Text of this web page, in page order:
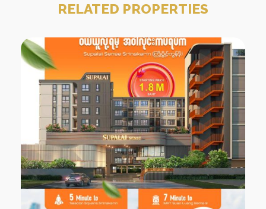
RELATED PROPERTIES